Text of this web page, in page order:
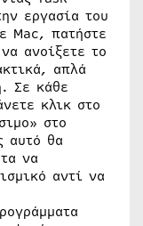
εργασία του
Mac, πατήστε
ανοίξετε το
απλά
Σε κάθε
κλικ στο
στο
αυτό θα
να
αντί να